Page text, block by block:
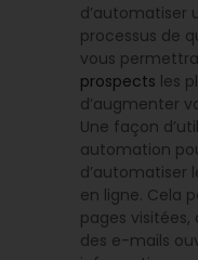
d’automatiser
processus de
vous
prospects les
d’augmenter
Une façon
automation
d’automatiser
en ligne. Cela
pages
des e-mails